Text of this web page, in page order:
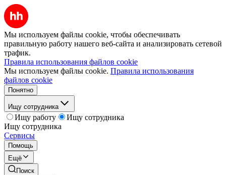
Мы используем файлы cookie, чтобы обеспечивать
правильную работу нашего веб-сайта и анализировать сетевой
трафик.
Правила использования файлов cookie
Мы используем файлы cookie. Правила использования
файлов cookie
Понятно
Ищу сотрудника
Ищу работу
Ищу сотрудника
Ищу сотрудника
Сервисы
Помощь
Ещё
Поиск